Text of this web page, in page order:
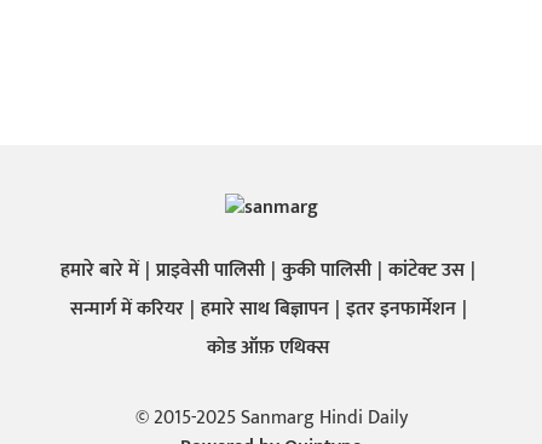
हमारे बारे में प्राइवेसी पालिसी कुकी पालिसी कांटेक्ट उस
सन्मार्ग में करियर हमारे साथ बिज्ञापन इतर इनफार्मेशन
कोड ऑफ़ एथिक्स
© 2015-2025 Sanmarg Hindi Daily